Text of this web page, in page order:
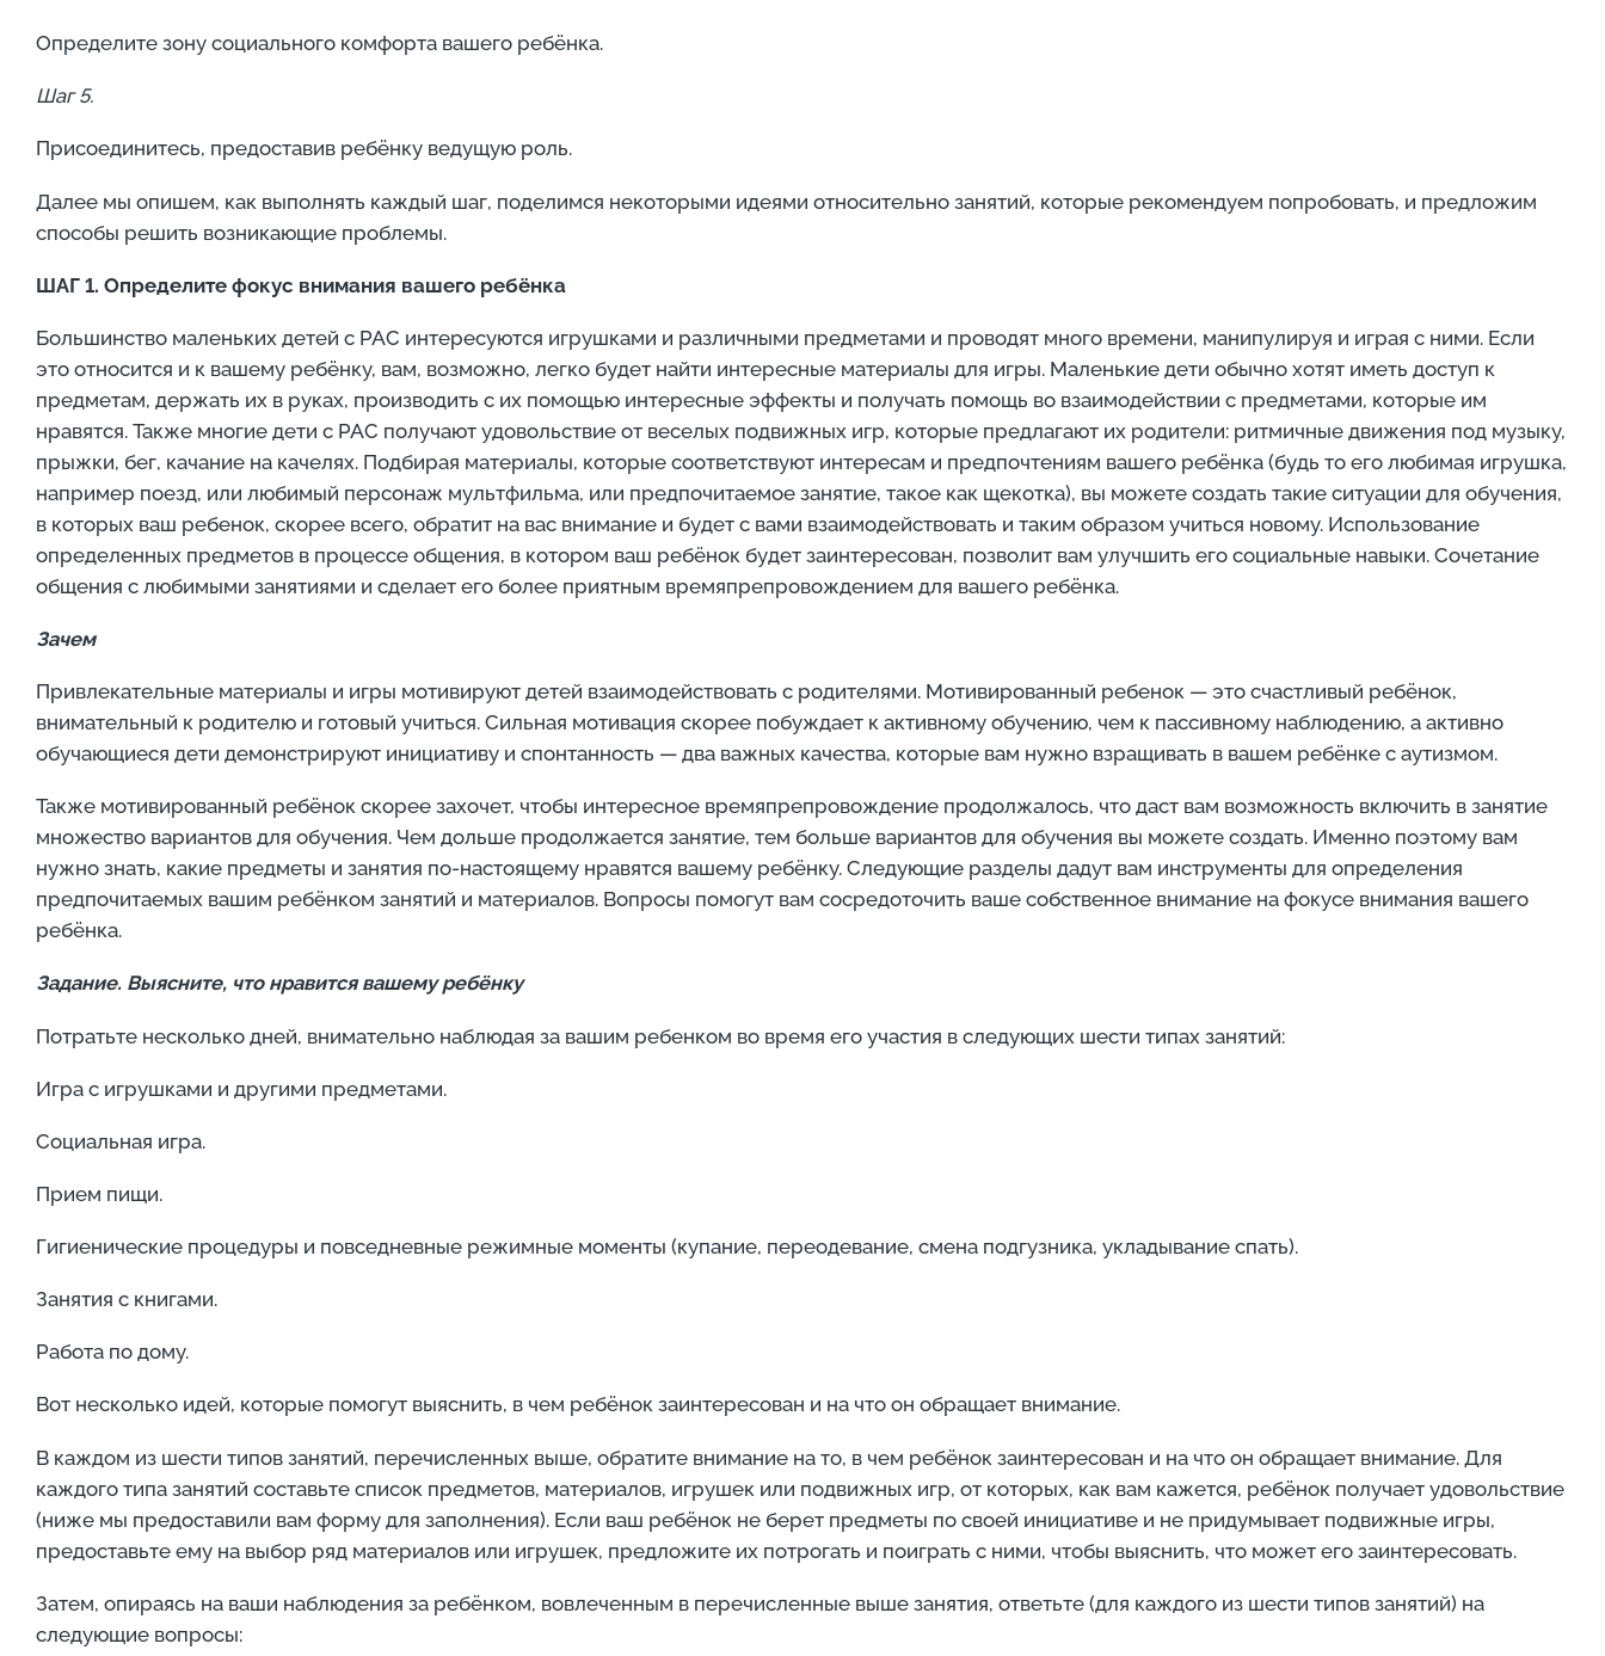
Определите зону социального комфорта вашего ребёнка.
Шаг 5.
Присоединитесь, предоставив ребёнку ведущую роль.
Далее мы опишем, как выполнять каждый шаг, поделимся некоторыми идеями относительно занятий, которые рекомендуем попробовать, и предложим
способы решить возникающие проблемы.
ШАГ 1. Определите фокус внимания вашего ребёнка
Большинство маленьких детей с РАС интересуются игрушками и различными предметами и проводят много времени, манипулируя и играя с ними. Если
это относится и к вашему ребёнку, вам, возможно, легко будет найти интересные материалы для игры. Маленькие дети обычно хотят иметь доступ к
предметам, держать их в руках, производить с их помощью интересные эффекты и получать помощь во взаимодействии с предметами, которые им
нравятся. Также многие дети с РАС получают удовольствие от веселых подвижных игр, которые предлагают их родители: ритмичные движения под музыку,
прыжки, бег, качание на качелях. Подбирая материалы, которые соответствуют интересам и предпочтениям вашего ребёнка (будь то его любимая игрушка,
например поезд, или любимый персонаж мультфильма, или предпочитаемое занятие, такое как щекотка), вы можете создать такие ситуации для обучения,
в которых ваш ребенок, скорее всего, обратит на вас внимание и будет с вами взаимодействовать и таким образом учиться новому. Использование
определенных предметов в процессе общения, в котором ваш ребёнок будет заинтересован, позволит вам улучшить его социальные навыки. Сочетание
общения с любимыми занятиями и сделает его более приятным времяпрепровождением для вашего ребёнка.
Зачем
Привлекательные материалы и игры мотивируют детей взаимодействовать с родителями. Мотивированный ребенок — это счастливый ребёнок,
внимательный к родителю и готовый учиться. Сильная мотивация скорее побуждает к активному обучению, чем к пассивному наблюдению, а активно
обучающиеся дети демонстрируют инициативу и спонтанность — два важных качества, которые вам нужно взращивать в вашем ребёнке с аутизмом.
Также мотивированный ребёнок скорее захочет, чтобы интересное времяпрепровождение продолжалось, что даст вам возможность включить в занятие
множество вариантов для обучения. Чем дольше продолжается занятие, тем больше вариантов для обучения вы можете создать. Именно поэтому вам
нужно знать, какие предметы и занятия по-настоящему нравятся вашему ребёнку. Следующие разделы дадут вам инструменты для определения
предпочитаемых вашим ребёнком занятий и материалов. Вопросы помогут вам сосредоточить ваше собственное внимание на фокусе внимания вашего
ребёнка.
Задание. Выясните, что нравится вашему ребёнку
Потратьте несколько дней, внимательно наблюдая за вашим ребенком во время его участия в следующих шести типах занятий:
Игра с игрушками и другими предметами.
Социальная игра.
Прием пищи.
Гигиенические процедуры и повседневные режимные моменты (купание, переодевание, смена подгузника, укладывание спать).
Занятия с книгами.
Работа по дому.
Вот несколько идей, которые помогут выяснить, в чем ребёнок заинтересован и на что он обращает внимание.
В каждом из шести типов занятий, перечисленных выше, обратите внимание на то, в чем ребёнок заинтересован и на что он обращает внимание. Для
каждого типа занятий составьте список предметов, материалов, игрушек или подвижных игр, от которых, как вам кажется, ребёнок получает удовольствие
(ниже мы предоставили вам форму для заполнения). Если ваш ребёнок не берет предметы по своей инициативе и не придумывает подвижные игры,
предоставьте ему на выбор ряд материалов или игрушек, предложите их потрогать и поиграть с ними, чтобы выяснить, что может его заинтересовать.
Затем, опираясь на ваши наблюдения за ребёнком, вовлеченным в перечисленные выше занятия, ответьте (для каждого из шести типов занятий) на
следующие вопросы: